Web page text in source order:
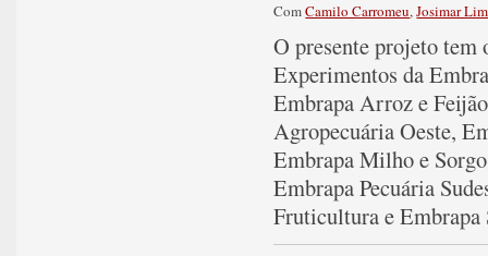
ComCamilo Carromeu,Josimar
O presente projeto tem
Experimentos da
Embrapa Arroz e
Agropecuária Oeste,
Embrapa Milho e
Embrapa Pecuária
Fruticultura e Embrapa